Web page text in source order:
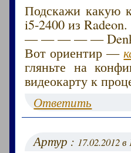
Подскажи какую
i5-2400 из Radeon.
— — — — —
Вот ориентир —
гляньте на
видеокарту к
Ответить
Артур : 17.02.2012 в